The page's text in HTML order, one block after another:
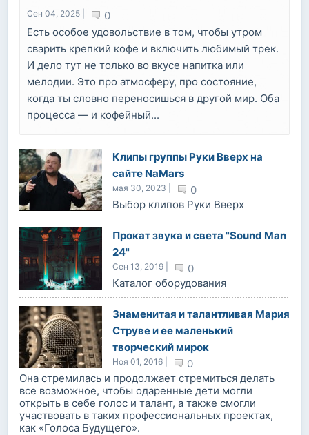
Сен 04, 2025 |
0
Есть особое удовольствие в том, чтобы утром
сварить крепкий кофе и включить любимый трек.
И дело тут не только во вкусе напитка или
мелодии. Это про атмосферу, про состояние,
когда ты словно переносишься в другой мир. Оба
процесса — и кофейный...
Клипы группы Руки Вверх на
сайте NaMars
мая 30, 2023 |
0
Выбор клипов Руки Вверх
Прокат звука и света "Sound Man
24"
Сен 13, 2019 |
0
Каталог оборудования
Знаменитая и талантливая Мария
Струве и ее маленький
творческий мирок
Ноя 01, 2016 |
0
Она стремилась и продолжает стремиться делать
все возможное, чтобы одаренные дети могли
открыть в себе голос и талант, а также смогли
участвовать в таких профессиональных проектах,
как «Голоса Будущего».